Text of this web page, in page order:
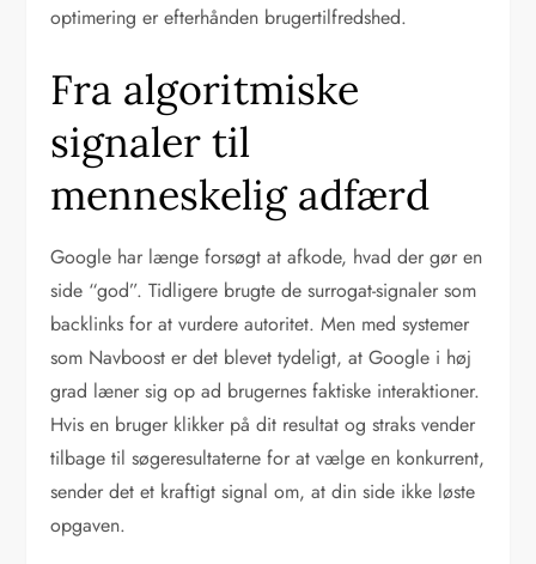
optimering er efterhånden brugertilfredshed.
Fra algoritmiske
signaler til
menneskelig adfærd
Google har længe forsøgt at afkode, hvad der gør en
side “god”. Tidligere brugte de surrogat-signaler som
backlinks for at vurdere autoritet. Men med systemer
som Navboost er det blevet tydeligt, at Google i høj
grad læner sig op ad brugernes faktiske interaktioner.
Hvis en bruger klikker på dit resultat og straks vender
tilbage til søgeresultaterne for at vælge en konkurrent,
sender det et kraftigt signal om, at din side ikke løste
opgaven.